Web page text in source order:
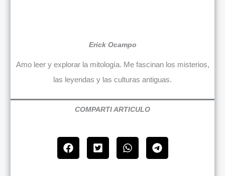
Erick Ocampo
Amo leer y explorar la mitología. Me fascinan los misterios,
las leyendas y las culturas antiguas.
COMPARTI ARTICULO